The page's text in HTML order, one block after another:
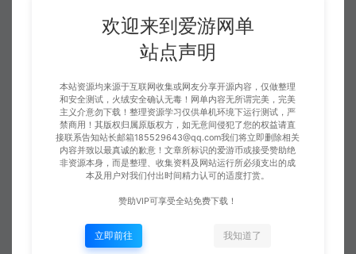
欢迎来到爱游网单
站点声明
本站资源均来源于互联网收集或网友分享开源内容，仅做整理
和安全测试，火绒安全确认无毒！网单内容无所谓完美，完美
主义介意勿下载！整理资源学习仅供单机环境下运行测试，严
禁商用！其版权归属原版权方，如无意间侵犯了您的权益请直
接联系告知站长邮箱185529643@qq.com我们将立即删除相关
内容并致以最真诚的歉意！文章所标识的爱游币或接受赞助绝
非资源本身，而是整理、收集资料及网站运行所必须支出的成
本及用户对我们付出时间精力认可的适度打赏。
赞助VIP可享受全站免费下载！
立即前往 我知道了